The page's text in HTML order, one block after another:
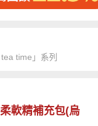
time」系列
軟精補充包(烏